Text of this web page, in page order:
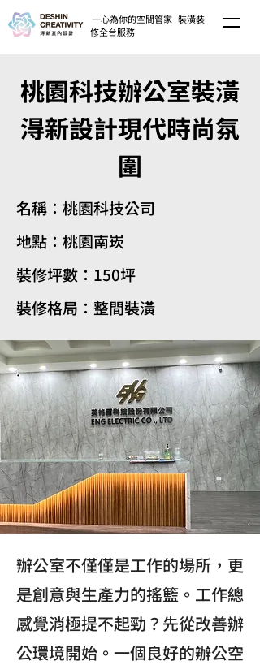
一心為你的空間管家 | 裝潢裝
修全台服務
桃園科技辦公室裝潢
淂新設計現代時尚氛
圍
名稱：桃園科技公司
地點：桃園南崁
裝修坪數：150坪
裝修格局：整間裝潢
辦公室不僅僅是工作的場所，更
是創意與生產力的搖籃。工作總
感覺消極提不起勁？先從改善辦
公環境開始。一個良好的辦公空